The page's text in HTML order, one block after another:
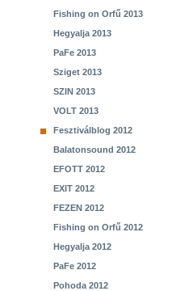
Fishing on Orfű 2013
Hegyalja 2013
PaFe 2013
Sziget 2013
SZIN 2013
VOLT 2013
Fesztiválblog 2012
Balatonsound 2012
EFOTT 2012
EXIT 2012
FEZEN 2012
Fishing on Orfű 2012
Hegyalja 2012
PaFe 2012
Pohoda 2012